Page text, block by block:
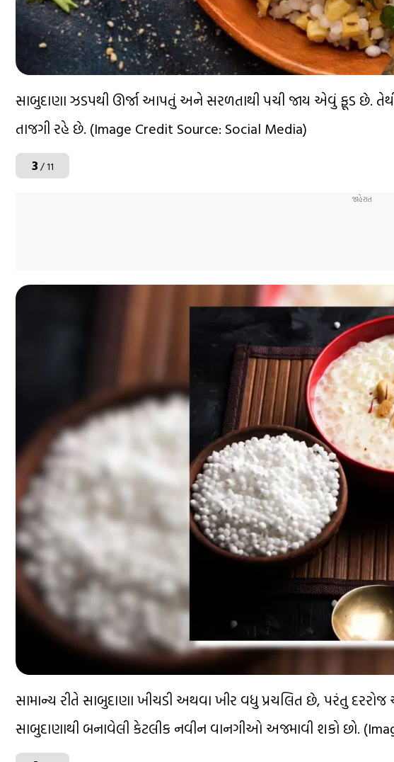
સાબુદાણા ઝડપથી ઊર્જા આપતું અને સરળતાથી પચી જાય એવું ફૂડ છે.
તાજગી રહે છે. (Image Credit Source: Social Media)
3/ 11
સામાન્ય રીતે સાબુદાણા ખીચડી અથવા ખીર વધુ પ્રચલિત છે, પરંતુ
સાબુદાણાથી બનાવેલી કેટલીક નવીન વાનગીઓ અજમાવી શકો છો.